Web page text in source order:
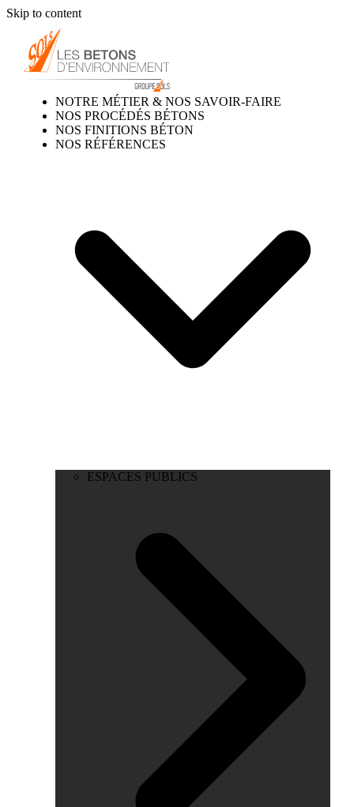
Skip to content
NOTRE MÉTIER & NOS SAVOIR-FAIRE
NOS PROCÉDÉS BÉTONS
NOS FINITIONS BÉTON
NOS RÉFÉRENCES
ESPACES PUBLICS